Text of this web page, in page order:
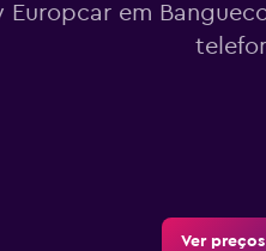
Europcar em
Ver preços